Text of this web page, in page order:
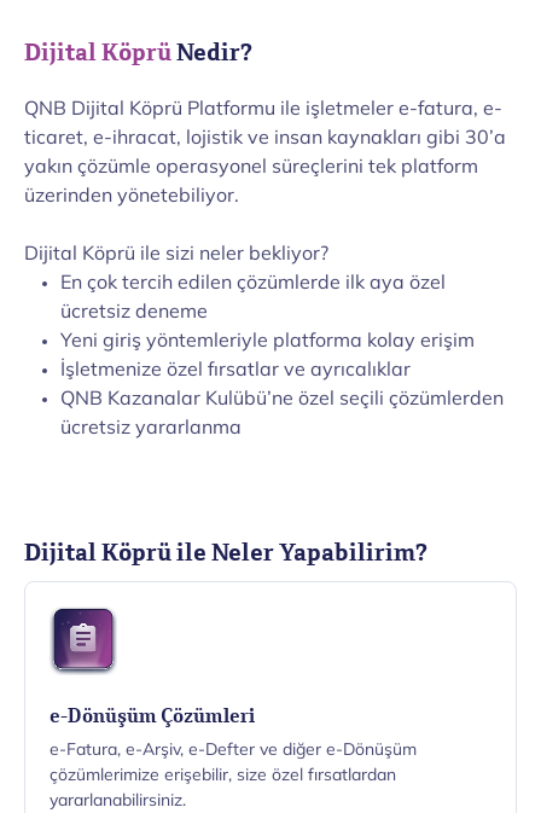
Dijital KöprüNedir?
QNB Dijital Köprü Platformu ile işletmeler e-fatura, e-
ticaret, e-ihracat, lojistik ve insan kaynakları gibi 30’a
yakın çözümle operasyonel süreçlerini tek platform
üzerinden yönetebiliyor.
Dijital Köprü ile sizi neler bekliyor?
En çok tercih edilen çözümlerde ilk aya özel
ücretsiz deneme
Yeni giriş yöntemleriyle platforma kolay erişim
İşletmenize özel fırsatlar ve ayrıcalıklar
QNB Kazanalar Kulübü’ne özel seçili çözümlerden
ücretsiz yararlanma
Dijital Köprü ile Neler Yapabilirim?
e-Dönüşüm Çözümleri
e-Fatura, e-Arşiv, e-Defter ve diğer e-Dönüşüm
çözümlerimize erişebilir, size özel fırsatlardan
yararlanabilirsiniz.